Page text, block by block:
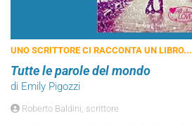
UNO SCRITTORE CI RACCONTA UN LIBRO...
Tutte le parole del mondo
di Emily Pigozzi
Roberto Baldini, scrittore